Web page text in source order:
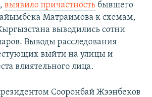
выявило причастность бывшего
Матраимова к схемам,
выводились сотни
Выводы расследования
выйти на улицы и
влиятельного лица.
Сооронбай Жээнбеков